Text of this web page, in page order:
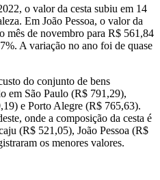
o valor da cesta subiu em 14
Em João Pessoa, o valor da
mês de novembro para R$ 561,84
A variação no ano foi de quase
do conjunto de bens
em São Paulo (R$ 791,29),
e Porto Alegre (R$ 765,63).
onde a composição da cesta é
(R$ 521,05), João Pessoa (R$
os menores valores.